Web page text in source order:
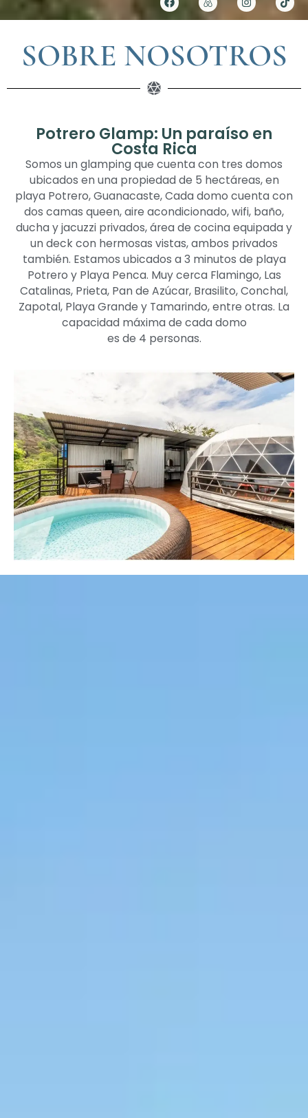
SOBRE NOSOTROS
Potrero Glamp: Un paraíso en
Costa Rica
Somos un glamping que cuenta con tres domos
ubicados en una propiedad de 5 hectáreas, en
playa Potrero, Guanacaste, Cada domo cuenta con
dos camas queen, aire acondicionado, wifi, baño,
ducha y jacuzzi privados, área de cocina equipada y
un deck con hermosas vistas, ambos privados
también. Estamos ubicados a 3 minutos de playa
Potrero y Playa Penca. Muy cerca Flamingo, Las
Catalinas, Prieta, Pan de Azúcar, Brasilito, Conchal,
Zapotal, Playa Grande y Tamarindo, entre otras. La
capacidad máxima de cada domo
es de 4 personas.